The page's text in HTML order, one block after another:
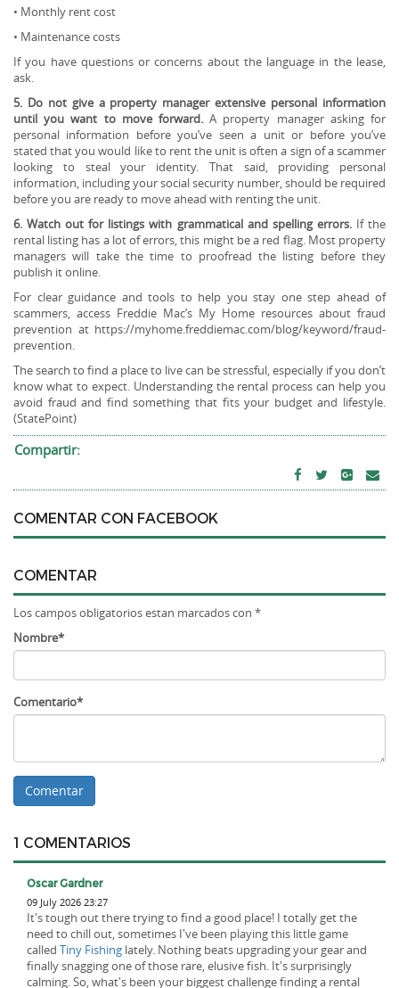
• Monthly rent cost
• Maintenance costs
If you have questions or concerns about the language in the lease,
ask.
5. Do not give a property manager extensive personal information
until you want to move forward. A property manager asking for
personal information before you’ve seen a unit or before you’ve
stated that you would like to rent the unit is often a sign of a scammer
looking to steal your identity. That said, providing personal
information, including your social security number, should be required
before you are ready to move ahead with renting the unit.
6. Watch out for listings with grammatical and spelling errors.If the
rental listing has a lot of errors, this might be a red flag. Most property
managers will take the time to proofread the listing before they
publish it online.
For clear guidance and tools to help you stay one step ahead of
scammers, access Freddie Mac’s My Home resources about fraud
prevention at https://myhome.freddiemac.com/blog/keyword/fraud-
prevention.
The search to find a place to live can be stressful, especially if you don’t
know what to expect. Understanding the rental process can help you
avoid fraud and find something that fits your budget and lifestyle.
(StatePoint)
Compartir:
COMENTAR CON FACEBOOK
COMENTAR
Los campos obligatorios estan marcados con *
Nombre*
Comentario*
1 COMENTARIOS
Oscar Gardner
09 July 2026 23:27
It's tough out there trying to find a good place! I totally get the
need to chill out, sometimes I've been playing this little game
called Tiny Fishing lately. Nothing beats upgrading your gear and
finally snagging one of those rare, elusive fish. It's surprisingly
calming. So, what's been your biggest challenge finding a rental